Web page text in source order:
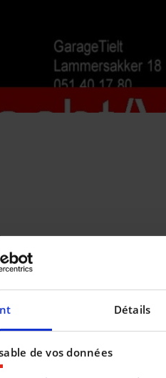
Détails
de vos données